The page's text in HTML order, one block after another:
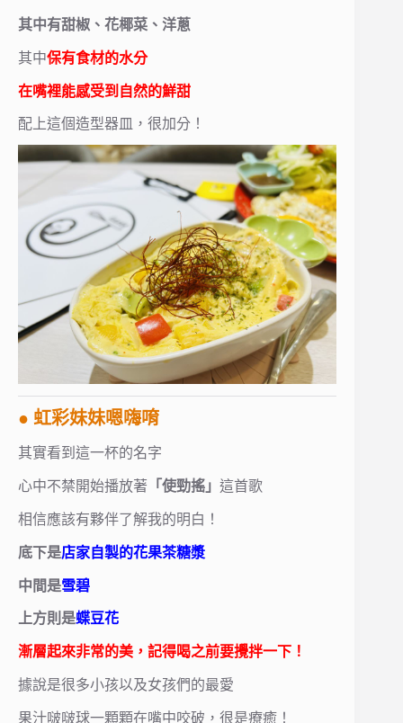
其中有甜椒、花椰菜、洋蔥
其中保有食材的水分
在嘴裡能感受到自然的鮮甜
配上這個造型器皿，很加分！
● 虹彩妹妹嗯嗨唷
其實看到這一杯的名字
心中不禁開始播放著 「使勁搖」 這首歌
相信應該有夥伴了解我的明白！
底下是店家自製的花果茶糖漿
中間是雪碧
上方則是蝶豆花
漸層起來非常的美，記得喝之前要攪拌一下！
據說是很多小孩以及女孩們的最愛
果汁啵啵球一顆顆在嘴中咬破，很是療癒！